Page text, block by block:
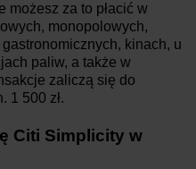
możesz za to płacić w
monopolowych,
kinach, u
paliw, a także w
zaliczą się do
1 500 zł.
Citi Simplicity w